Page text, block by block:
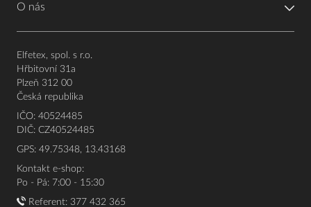
O nás
Elfetex, spol. s r.o.
Hřbitovní 31a
Plzeň 312 00
Česká republika
IČO: 40524485
DIČ: CZ40524485
GPS: 49.75348, 13.43168
Kontakt e-shop:
Po - Pá: 7:00 - 15:30
Referent: 377 432 365